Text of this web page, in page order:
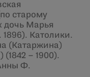
старому
дочь Марья
Католики.
(Катаржина)
– 1900).
Ф.